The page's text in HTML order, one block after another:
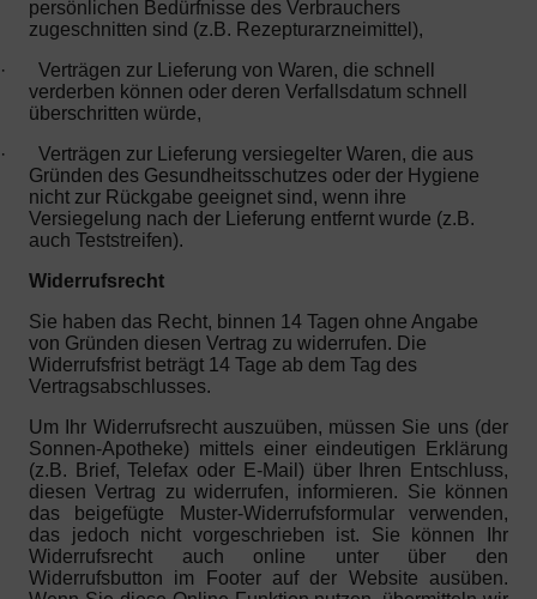
persönlichen Bedürfnisse des Verbrauchers
zugeschnitten sind (z.B. Rezepturarzneimittel),
·
Verträgen zur Lieferung von Waren, die schnell
verderben können oder deren Verfallsdatum schnell
überschritten würde,
·
Verträgen zur Lieferung versiegelter Waren, die aus
Gründen des Gesundheitsschutzes oder der Hygiene
nicht zur Rückgabe geeignet sind, wenn ihre
Versiegelung nach der Lieferung entfernt wurde (z.B.
auch Teststreifen).
Widerrufsrecht
Sie haben das Recht, binnen 14 Tagen ohne Angabe
von Gründen diesen Vertrag zu widerrufen. Die
Widerrufsfrist beträgt 14 Tage ab dem Tag des
Vertragsabschlusses.
Um Ihr Widerrufsrecht auszuüben, müssen Sie uns (der
Sonnen-Apotheke) mittels einer eindeutigen Erklärung
(z.B. Brief, Telefax oder E-Mail) über Ihren Entschluss,
diesen Vertrag zu widerrufen, informieren. Sie können
das beigefügte Muster-Widerrufsformular verwenden,
das jedoch nicht vorgeschrieben ist. Sie können Ihr
Widerrufsrecht auch online unter über den
Widerrufsbutton im Footer auf der Website ausüben.